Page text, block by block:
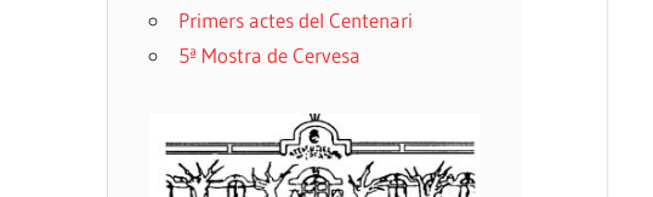
Primers actes del Centenari
5ª Mostra de Cervesa